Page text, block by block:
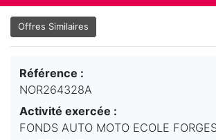
Offres Similaires
Référence :
NOR264328A
Activité exercée :
FONDS AUTO MOTO ECOLE